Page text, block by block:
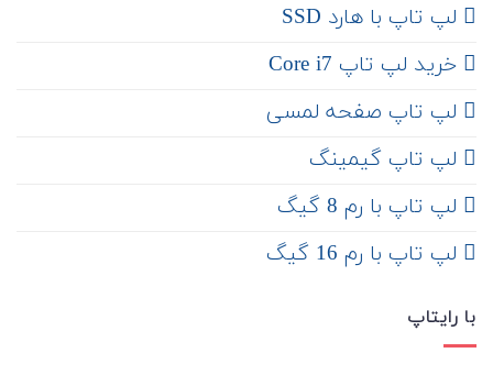
لپ تاپ با هارد SSD
خرید لپ تاپ Core i7
لپ تاپ صفحه لمسی
لپ تاپ گیمینگ
لپ تاپ با رم 8 گیگ
لپ تاپ با رم 16 گیگ
با رایتاپ